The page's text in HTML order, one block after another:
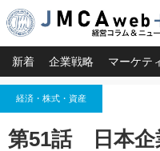
新着 企業戦略 マーケテ
経済・株式・資産
第51話 日本企